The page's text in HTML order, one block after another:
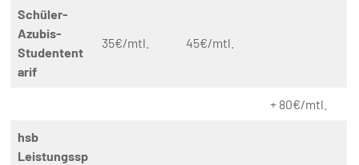
Schüler-
Azubis-
Studentent
arif
35€/mtl. 45€/mtl.
+ 80€/mtl.
hsb
Leistungssp